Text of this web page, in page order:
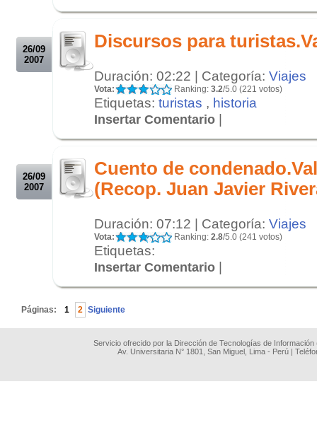
26/09
2007
Discursos para
Duración: 02:22 | Categoría: Viajes
Vota: Ranking: 3.2/5.0 (221 votos)
Etiquetas: turistas , historia
Insertar Comentario |
26/09
2007
Cuento de
(Recop. Juan Javier
Duración: 07:12 | Categoría: Viajes
Vota: Ranking: 2.8/5.0 (241 votos)
Etiquetas:
Insertar Comentario |
Páginas: 1 2 Siguiente
Servicio ofrecido por la Dirección de Tecnologías de
Av. Universitaria N° 1801, San Miguel, Lima - Perú |